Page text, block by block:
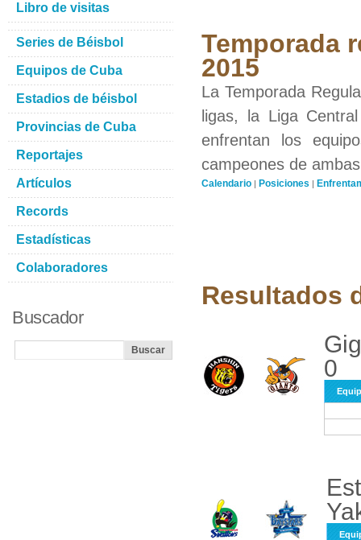
Temporada
2015
La Temporada
ligas, la Liga
enfrentan los
campeones de
Calendario | Posiciones |
Resultados
0
Libro de visitas
Series de Béisbol
Equipos de Cuba
Estadios de béisbol
Provincias de Cuba
Reportajes
Artículos
Records
Estadísticas
Colaboradores
Buscador